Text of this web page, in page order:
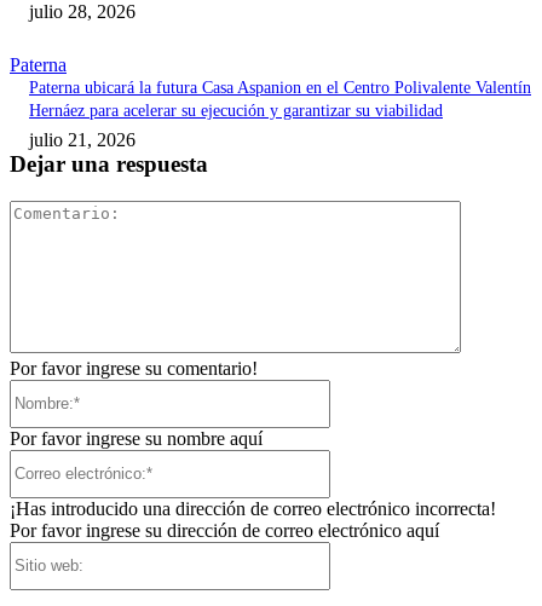
julio 28, 2026
Paterna
Paterna ubicará la futura Casa Aspanion en el Centro Polivalente Valentín
Hernáez para acelerar su ejecución y garantizar su viabilidad
julio 21, 2026
Dejar una respuesta
Por favor ingrese su comentario!
Por favor ingrese su nombre aquí
¡Has introducido una dirección de correo electrónico incorrecta!
Por favor ingrese su dirección de correo electrónico aquí